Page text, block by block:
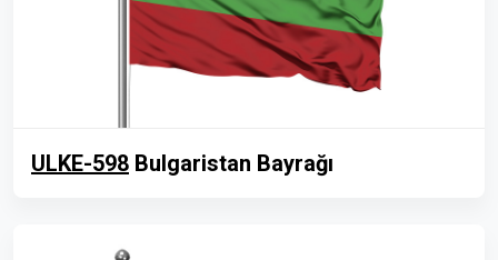
ULKE-598 Bulgaristan Bayrağı